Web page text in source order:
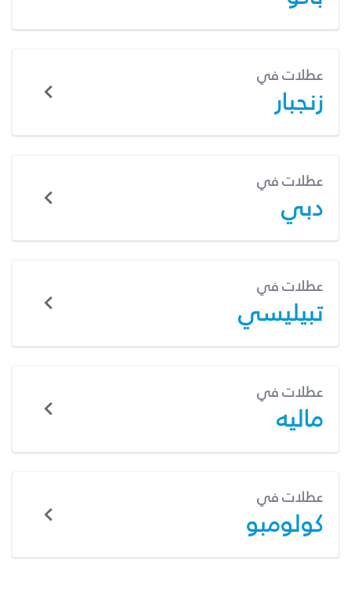
عطلات في
زنجبار
عطلات في
دبي
عطلات في
تبيليسي
عطلات في
ماليه
عطلات في
كولومبو